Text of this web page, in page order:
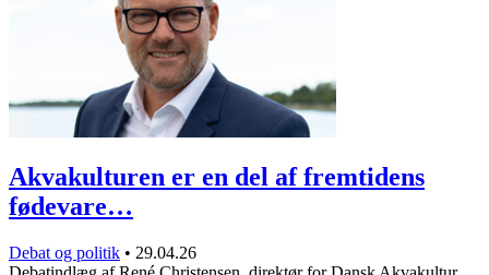
Akvakulturen er en del af fremtidens
fødevare…
Debat og politik • 29.04.26